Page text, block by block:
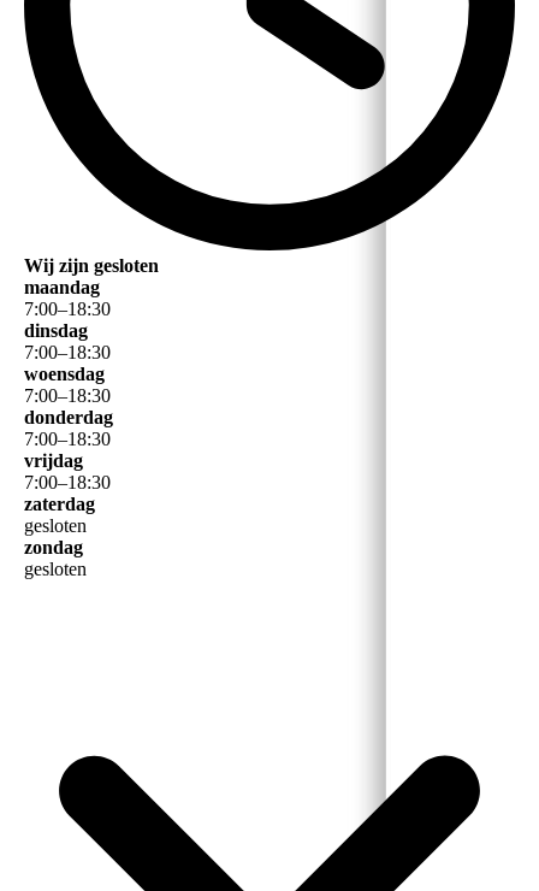
Wij zijn gesloten
maandag
7:00–18:30
dinsdag
7:00–18:30
woensdag
7:00–18:30
donderdag
7:00–18:30
vrijdag
7:00–18:30
zaterdag
gesloten
zondag
gesloten